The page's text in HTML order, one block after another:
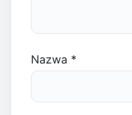
Nazwa *